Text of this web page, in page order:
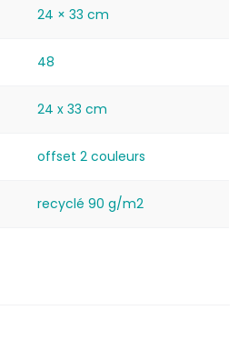
24 × 33 cm
48
24 x 33 cm
offset 2 couleurs
recyclé 90 g/m2